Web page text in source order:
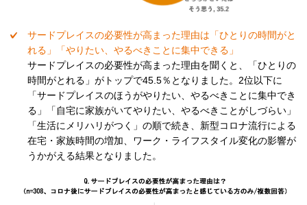
サードプレイスの必要性が高まった理由は「ひとりの時間がと
れる」「やりたい、やるべきことに集中できる」
サードプレイスの必要性が高まった理由を聞くと、「ひとりの
時間がとれる」がトップで45.5％となりました。2位以下に
「サードプレイスのほうがやりたい、やるべきことに集中でき
る」「自宅に家族がいてやりたい、やるべきことがしづらい」
「生活にメリハリがつく」の順で続き、新型コロナ流行による
在宅・家族時間の増加、ワーク・ライフスタイル変化の影響が
うかがえる結果となりました。